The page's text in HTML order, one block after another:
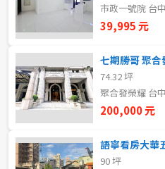
21樓以上
~
不拘
市政一號院 台
39,995 元
七期勝哥 聚
74.32 坪
聚合發榮耀 台
200,000 元
語寧看房大華
90 坪